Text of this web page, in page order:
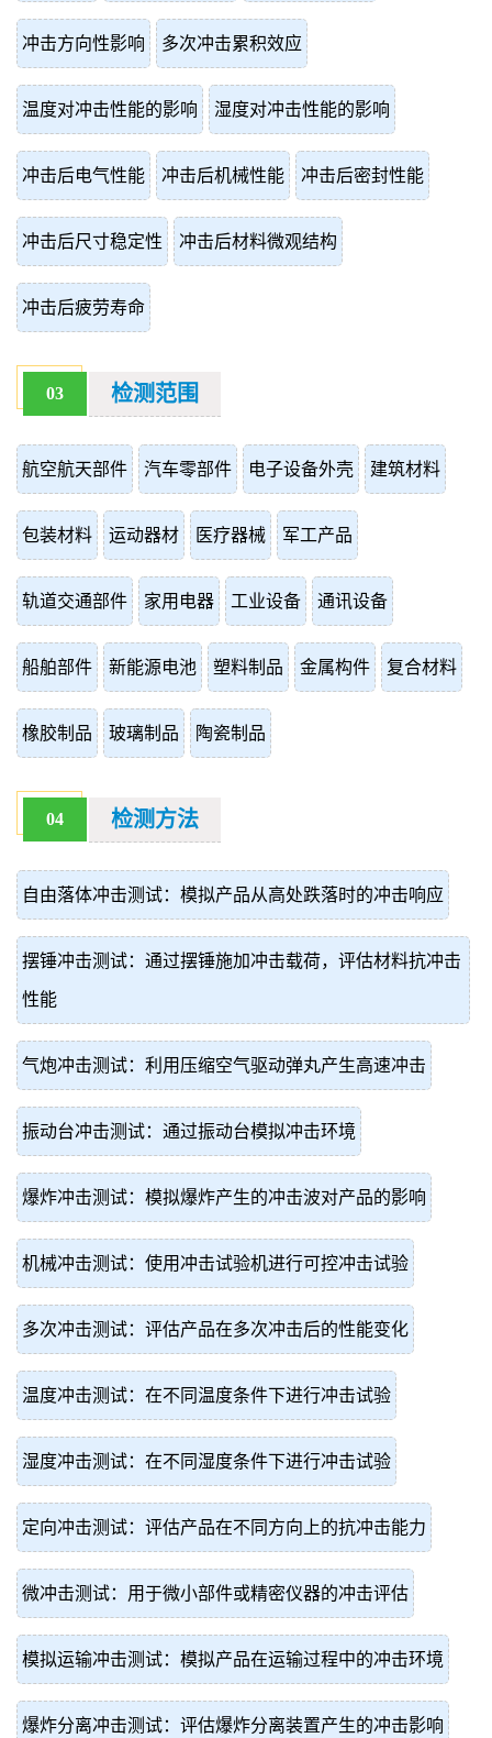
冲击方向性影响 多次冲击累积效应
温度对冲击性能的影响 湿度对冲击性能的影响
冲击后电气性能 冲击后机械性能 冲击后密封性能
冲击后尺寸稳定性 冲击后材料微观结构
冲击后疲劳寿命
03 检测范围
航空航天部件 汽车零部件 电子设备外壳 建筑材料
包装材料 运动器材 医疗器械 军工产品
轨道交通部件 家用电器 工业设备 通讯设备
船舶部件 新能源电池 塑料制品 金属构件 复合材料
橡胶制品 玻璃制品 陶瓷制品
04 检测方法
自由落体冲击测试：模拟产品从高处跌落时的冲击响应
摆锤冲击测试：通过摆锤施加冲击载荷，评估材料抗冲击
性能
气炮冲击测试：利用压缩空气驱动弹丸产生高速冲击
振动台冲击测试：通过振动台模拟冲击环境
爆炸冲击测试：模拟爆炸产生的冲击波对产品的影响
机械冲击测试：使用冲击试验机进行可控冲击试验
多次冲击测试：评估产品在多次冲击后的性能变化
温度冲击测试：在不同温度条件下进行冲击试验
湿度冲击测试：在不同湿度条件下进行冲击试验
定向冲击测试：评估产品在不同方向上的抗冲击能力
微冲击测试：用于微小部件或精密仪器的冲击评估
模拟运输冲击测试：模拟产品在运输过程中的冲击环境
爆炸分离冲击测试：评估爆炸分离装置产生的冲击影响